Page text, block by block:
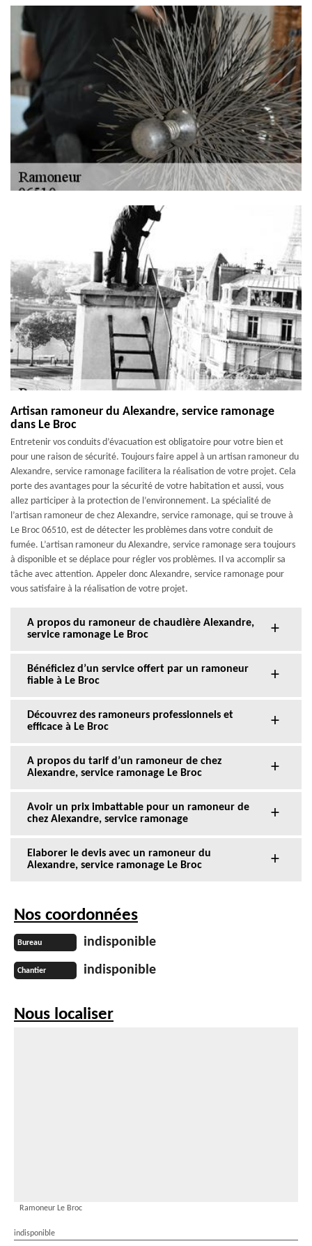
Artisan ramoneur du Alexandre, service ramonage
dans Le Broc
Entretenir vos conduits d’évacuation est obligatoire pour votre bien et
pour une raison de sécurité. Toujours faire appel à un artisan ramoneur du
Alexandre, service ramonage facilitera la réalisation de votre projet. Cela
porte des avantages pour la sécurité de votre habitation et aussi, vous
allez participer à la protection de l’environnement. La spécialité de
l’artisan ramoneur de chez Alexandre, service ramonage, qui se trouve à
Le Broc 06510, est de détecter les problèmes dans votre conduit de
fumée. L’artisan ramoneur du Alexandre, service ramonage sera toujours
à disponible et se déplace pour régler vos problèmes. Il va accomplir sa
tâche avec attention. Appeler donc Alexandre, service ramonage pour
vous satisfaire à la réalisation de votre projet.
A propos du ramoneur de chaudière Alexandre,
service ramonage Le Broc
Bénéficiez d’un service offert par un ramoneur
fiable à Le Broc
Découvrez des ramoneurs professionnels et
efficace à Le Broc
A propos du tarif d’un ramoneur de chez
Alexandre, service ramonage Le Broc
Avoir un prix imbattable pour un ramoneur de
chez Alexandre, service ramonage
Elaborer le devis avec un ramoneur du
Alexandre, service ramonage Le Broc
Nos coordonnées
Bureau indisponible
Chantier indisponible
Nous localiser
Ramoneur Le Broc
indisponible